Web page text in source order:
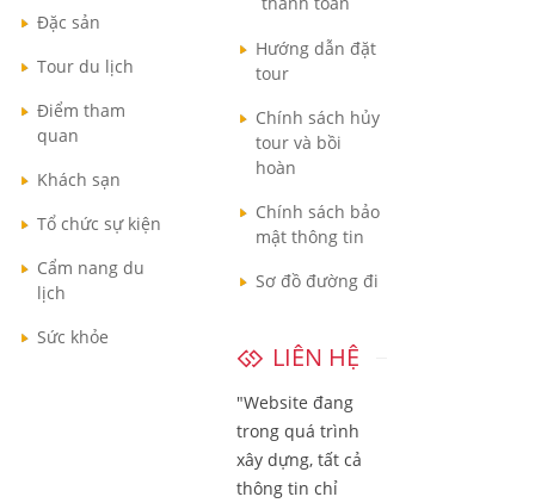
Đặc sản
Tour du lịch
Điểm tham
quan
Khách sạn
Tổ chức sự kiện
Cẩm nang du
lịch
Sức khỏe
Hướng dẫn đặt
tour
Chính sách hủy
tour và bồi
hoàn
Chính sách bảo
mật thông tin
Sơ đồ đường đi
LIÊN HỆ
"Website đang
trong quá trình
xây dựng, tất cả
thông tin chỉ